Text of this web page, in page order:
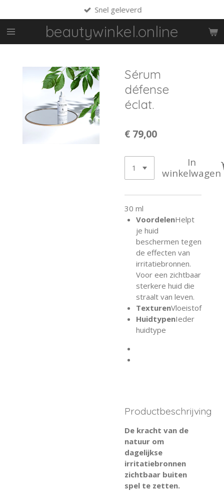
direct
naar
de
beautywinkel.online
Snel geleverd
Sérum
défense
éclat.
€ 79,00
In
winkelwagen
30 ml
VoordelenHelpt
je huid
beschermen tegen
de effecten van
irritatiebronnen.
Voor een zichtbaar
sterkere huid die
straalt van leven.
TexturenVloeistof
HuidtypenIeder
huidtype
Productbeschrijving
De kracht van de
natuur om
dagelijkse
irritatiebronnen
zichtbaar buiten
spel te zetten.